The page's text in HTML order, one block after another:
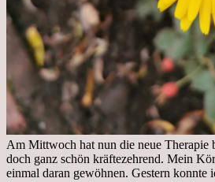
Am Mittwoch hat nun die neue Therapie
doch ganz schön kräftezehrend. Mein
einmal daran gewöhnen. Gestern konnte